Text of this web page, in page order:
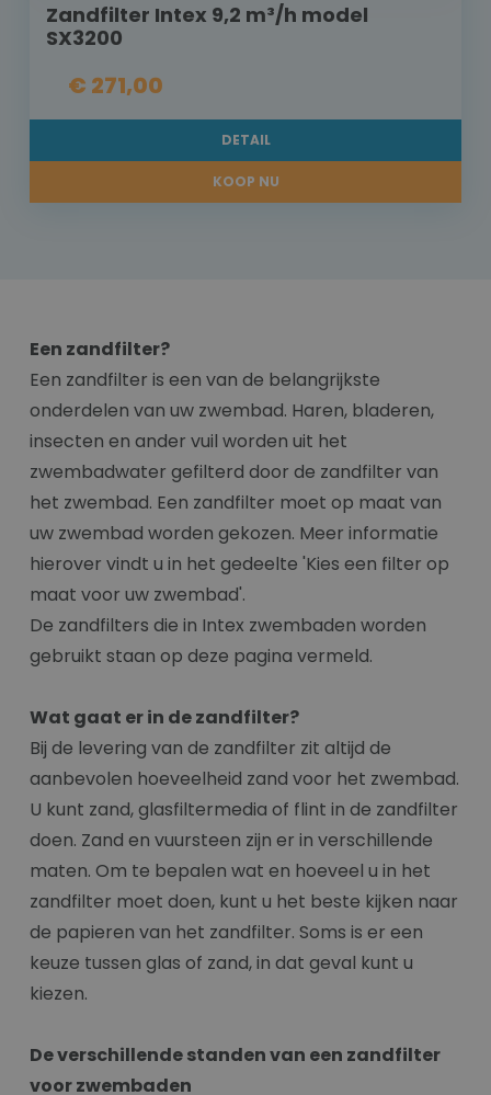
Zandfilter Intex 9,2 m³/h model
SX3200
€ 271,00
DETAIL
KOOP NU
Een zandfilter?
Een zandfilter is een van de belangrijkste
onderdelen van uw zwembad. Haren, bladeren,
insecten en ander vuil worden uit het
zwembadwater gefilterd door de zandfilter van
het zwembad. Een zandfilter moet op maat van
uw zwembad worden gekozen. Meer informatie
hierover vindt u in het gedeelte 'Kies een filter op
maat voor uw zwembad'.
De zandfilters die in Intex zwembaden worden
gebruikt staan op deze pagina vermeld.
Wat gaat er in de zandfilter?
Bij de levering van de zandfilter zit altijd de
aanbevolen hoeveelheid zand voor het zwembad.
U kunt zand, glasfiltermedia of flint in de zandfilter
doen. Zand en vuursteen zijn er in verschillende
maten. Om te bepalen wat en hoeveel u in het
zandfilter moet doen, kunt u het beste kijken naar
de papieren van het zandfilter. Soms is er een
keuze tussen glas of zand, in dat geval kunt u
kiezen.
De verschillende standen van een zandfilter
voor zwembaden